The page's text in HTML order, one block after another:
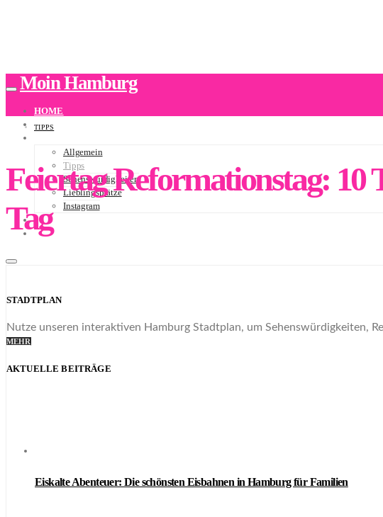
Moin Hamburg
HOME
ÜBER UNS
Allgemein
Tipps
Sehenswürdigkeiten
Lieblingsplätze
Instagram
NEWSLETTER
STADTPLAN
STADTPLAN
Nutze unseren interaktiven Hamburg Stadtplan, um Sehenswürdigkeiten,
MEHR
AKTUELLE BEITRÄGE
Eiskalte Abenteuer: Die schönsten Eisbahnen in Hamburg für Familien
TIPPS
Feiertag Reformationstag: 10
Tag